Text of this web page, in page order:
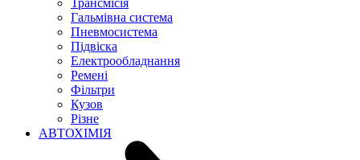
Гальмівна система
Пневмосистема
Підвіска
Електрообладнання
Ремені
Фільтри
Кузов
Різне
АВТОХІМІЯ